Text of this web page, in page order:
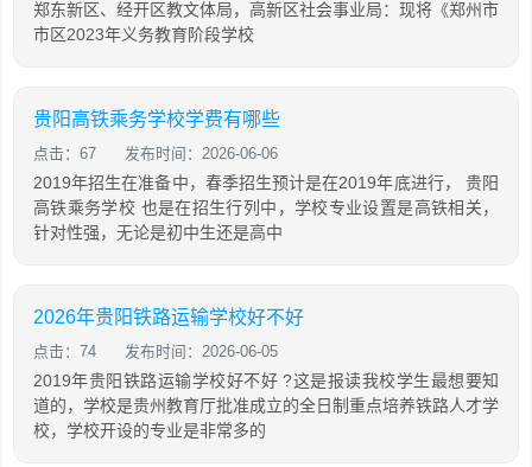
郑东新区、经开区教文体局，高新区社会事业局：现将《郑州市
市区2023年义务教育阶段学校
贵阳高铁乘务学校学费有哪些
点击：67 发布时间：2026-06-06
2019年招生在准备中，春季招生预计是在2019年底进行， 贵阳
高铁乘务学校 也是在招生行列中，学校专业设置是高铁相关，
针对性强，无论是初中生还是高中
2026年贵阳铁路运输学校好不好
点击：74 发布时间：2026-06-05
2019年贵阳铁路运输学校好不好 ?这是报读我校学生最想要知
道的，学校是贵州教育厅批准成立的全日制重点培养铁路人才学
校，学校开设的专业是非常多的